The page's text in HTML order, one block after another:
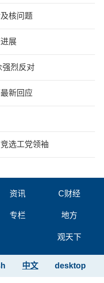
核问题
展
强烈反对
新回应
选工党领袖
资讯 C财经
专栏 地方
观天下
desktop
中文